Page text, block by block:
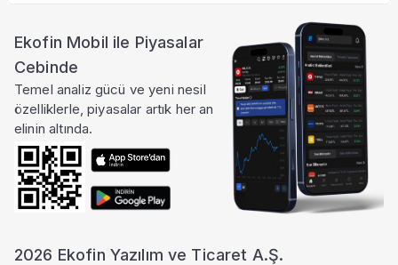
Ekofin Mobil ile Piyasalar
Cebinde
Temel analiz gücü ve yeni nesil
özelliklerle, piyasalar artık her an
elinin altında.
2026 Ekofin Yazılım ve Ticaret A.Ş.